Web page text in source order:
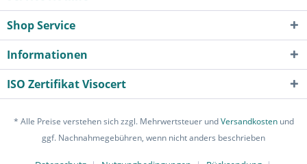
Shop Service
Informationen
ISO Zertifikat Visocert
* Alle Preise verstehen sich zzgl. Mehrwertsteuer undVersandkostenund
ggf. Nachnahmegebühren, wenn nicht anders beschrieben